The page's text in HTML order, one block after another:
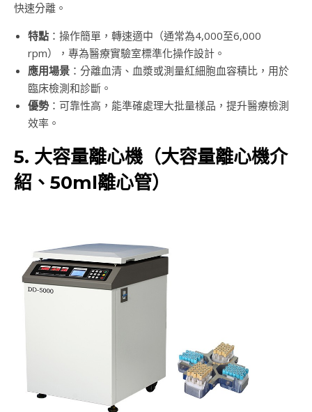
快速分離。
特點 ：操作簡單，轉速適中（通常為4,000至6,000
rpm），專為醫療實驗室標準化操作設計。
應用場景 ：分離血清、血漿或測量紅細胞血容積比，用於
臨床檢測和診斷。
優勢：可靠性高，能準確處理大批量樣品，提升醫療檢測
效率。
5. 大容量離心機（大容量離心機介
紹、50ml離心管）